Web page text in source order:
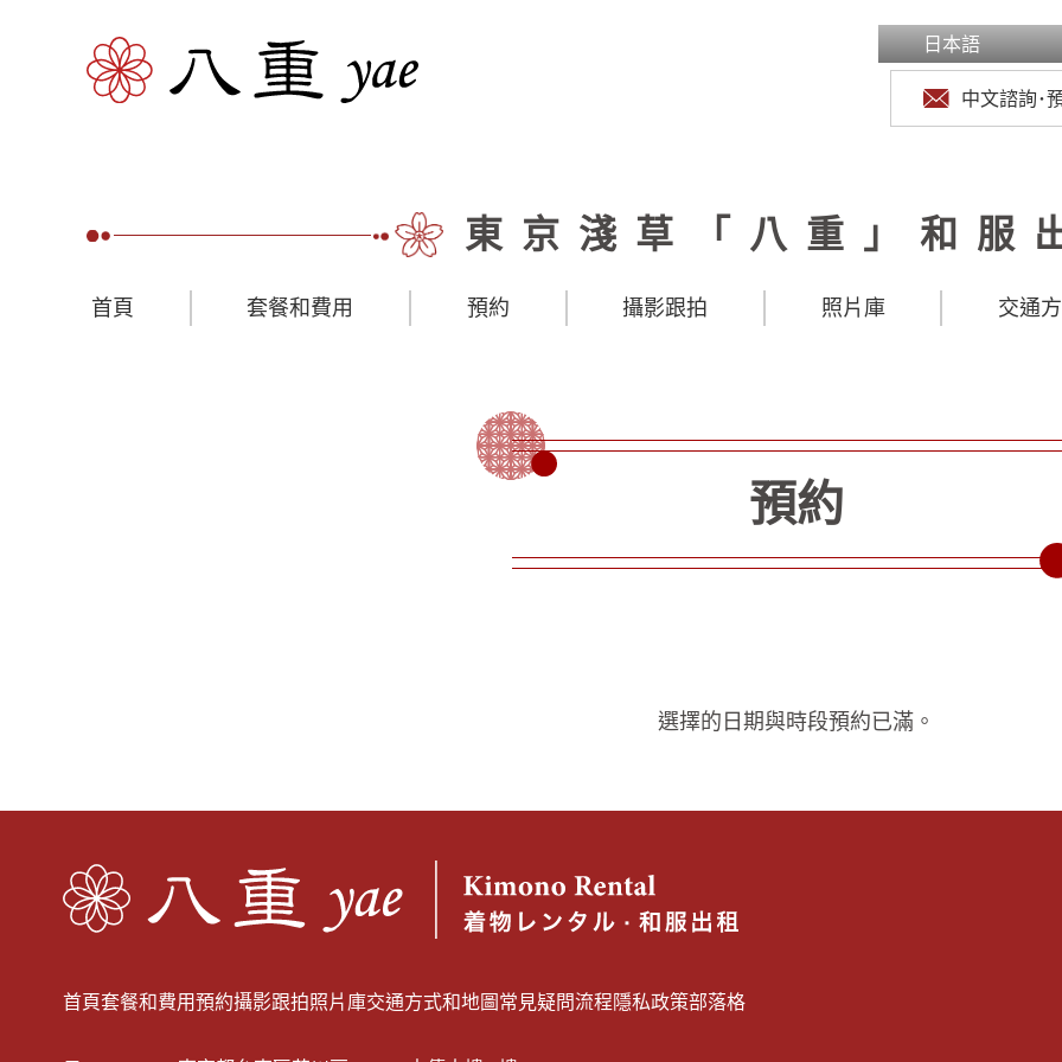
日本語
中文諮詢･
東京淺草「八重」和服
首頁 套餐和費用 預約 攝影跟拍 照片庫 交通
預約
選擇的日期與時段預約已滿。
首頁套餐和費用預約攝影跟拍照片庫交通方式和地圖常見疑問流程隱私政策部落格